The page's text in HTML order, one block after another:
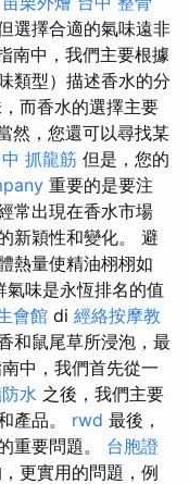
選擇合適的氣味遠非
南中，我們主要根據
類型）描述香水的分
而香水的選擇主要
然，您還可以尋找某
抓龍筋 但是，您的
重要的是要注
常出現在香水市場
新穎性和變化。 避
熱量使精油栩栩如
味是永恆排名的值
會館 di 經絡按摩教
和鼠尾草所浸泡，最
中，我們首先從一
水 之後，我們主要
產品。 rwd 最後，
重要問題。 台胞證
更實用的問題，例